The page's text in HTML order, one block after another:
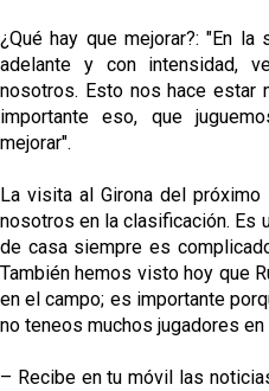
¿Qué hay que mejorar?: "En la
adelante y con intensidad,
nosotros. Esto nos hace estar
importante eso, que
mejorar".
La visita al Girona del
nosotros en la clasificación. Es
de casa siempre es
También hemos visto hoy que
en el campo; es importante
no teneos muchos jugadores
– Recibe en tu móvil las